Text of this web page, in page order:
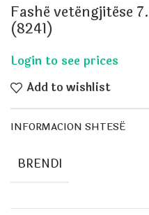
Fashë vetëngjitëse
(8241)
Add to wishlist
INFORMACION SHTESË
BRENDI